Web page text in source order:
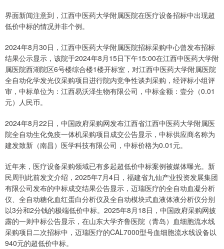
界面新闻注意到，江西中医药大学附属医院在医疗设备招标中出现超
低价中标的情况并非个例。
2024年8月30日，江西中医药大学附属医院招标采购中心曾发布招标
结果公示显示，该院于2024年8月15日下午15:00在江西中医药大学附
属医院西湖院区6号楼综合楼1楼开标室，对江西中医药大学附属医院
全自动化学发光仪采购项目进行院内竞争性谈判采购，经评标小组评
审，中标单位为：江西易沃泽生物有限公司，中标金额：壹分（0.01
元）人民币。
2024年8月22日，中国政府采购网发布江西省江西中医药大学附属医
院全自动生化免疫一体机采购项目成交公告显示，中标供应商名称为
建发致新（南昌）医学科技有限公司，中标价格为0.01元。
近年来，医疗设备采购领域已有多起超低价中标案例被媒体曝光。新
民周刊此前发文介绍，2025年7月4日，福建省九仙产业投资发展集团
有限公司发布的中标成交结果公告显示，迈瑞医疗的全自动血凝分析
仪、全自动糖化血红蛋白分析仪及全自动模块式血液体液分析仪分别
以3分和2分钱的极端低价中标。2025年8月18日，中国政府采购网披
露的一则中标公告显示，在山东大学齐鲁医院（青岛）血细胞流水线
采购项目二次招标中，迈瑞医疗的CAL7000型号血细胞流水线设备以
940元的超低价中标。